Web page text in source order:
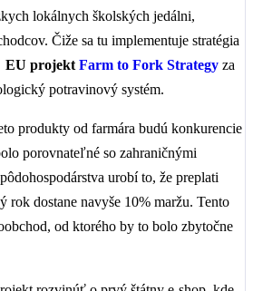
lokálnych školských jedálni,
Čiže sa tu implementuje stratégia
EU projekt Farm to Fork Strategy za
potravinový systém.
produkty od farmára budú konkurencie
porovnateľné so zahraničnými
urobí to, že preplati
rok dostane navyše 10% maržu. Tento
od ktorého by to bolo zbytočne